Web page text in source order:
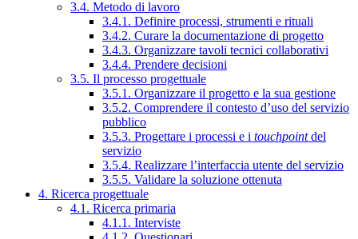
3.4. Metodo di lavoro
3.4.1. Definire processi, strumenti e rituali
3.4.2. Curare la documentazione di progetto
3.4.3. Organizzare tavoli tecnici collaborativi
3.4.4. Prendere decisioni
3.5. Il processo progettuale
3.5.1. Organizzare il progetto e la sua gestione
3.5.2. Comprendere il contesto d’uso del servizio
pubblico
3.5.3. Progettare i processi e i touchpointdel
servizio
3.5.4. Realizzare l’interfaccia utente del servizio
3.5.5. Validare la soluzione ottenuta
4. Ricerca progettuale
4.1. Ricerca primaria
4.1.1. Interviste